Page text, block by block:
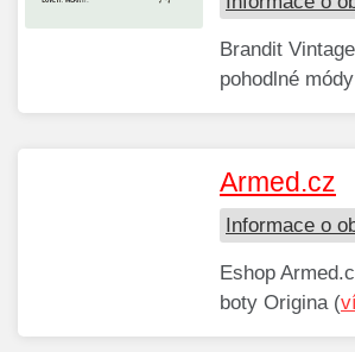
Brandit
pohodlné
Armed.cz
Informace o
Eshop
boty Origina (